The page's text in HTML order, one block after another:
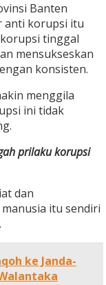
Banten
anti korupsi itu
tinggal
mensukseskan
konsisten.
menggila
ini tidak
prilaku korupsi
dan
itu sendiri
ke Janda-